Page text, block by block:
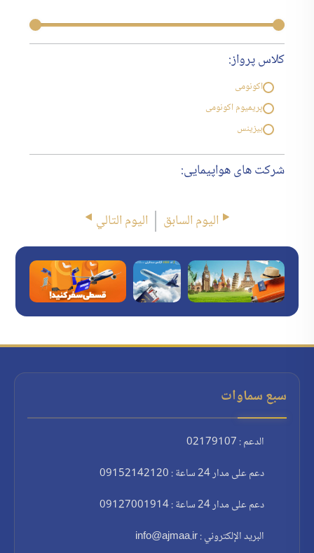
کلاس پرواز:
اکونومی
پریمیوم اکونومی
بیزینس
شرکت های هواپیمایی:
اليوم السابق اليوم التالي
سبع سماوات
الدعم : 02179107
دعم على مدار 24 ساعة : 09152142120
دعم على مدار 24 ساعة : 09127001914
البريد الإلكتروني : info@ajmaa.ir